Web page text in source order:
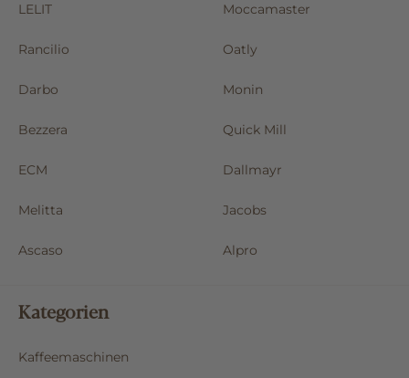
LELIT Moccamaster
Rancilio Oatly
Darbo Monin
Bezzera Quick Mill
ECM Dallmayr
Melitta Jacobs
Ascaso Alpro
Kategorien
Kaffeemaschinen